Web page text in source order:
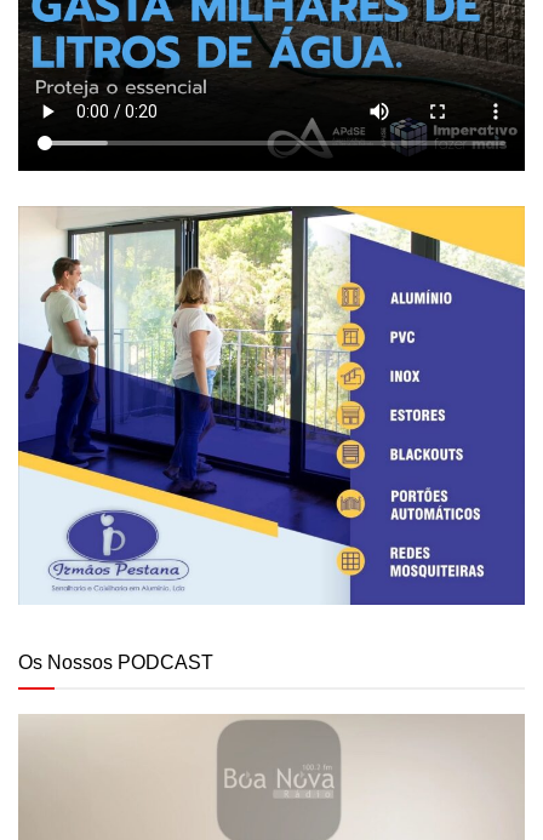
Os Nossos PODCAST